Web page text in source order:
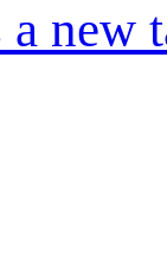
a new